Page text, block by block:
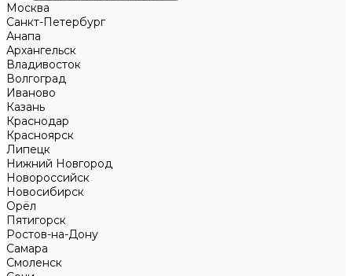
Москва
Санкт-Петербург
Анапа
Архангельск
Владивосток
Волгоград
Иваново
Казань
Краснодар
Красноярск
Липецк
Нижний Новгород
Новороссийск
Новосибирск
Орёл
Пятигорск
Ростов-на-Дону
Самара
Смоленск